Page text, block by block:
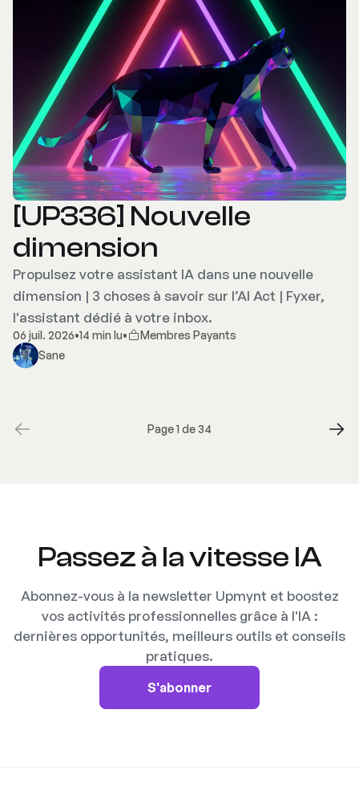
[UP336] Nouvelle
dimension
Propulsez votre assistant IA dans une nouvelle
dimension | 3 choses à savoir sur l’AI Act | Fyxer,
l'assistant dédié à votre inbox.
06 juil. 2026•14 min lu•
Membres Payants
Sane
Page 1 de 34
Passez à la vitesse IA
Abonnez-vous à la newsletter Upmynt et boostez
vos activités professionnelles grâce à l'IA :
dernières opportunités, meilleurs outils et conseils
pratiques.
S'abonner